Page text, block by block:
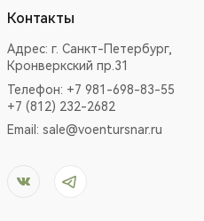
Контакты
Адрес: г. Санкт-Петербург,
Кронверкский пр.31
Телефон: +7 981-698-83-55
+7 (812) 232-2682
Email: sale@voentursnar.ru